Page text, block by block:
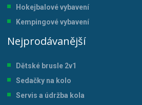
Hokejbalové vybavení
Kempingové vybavení
Nejprodávanější
Dětské brusle 2v1
Sedačky na kolo
Servis a údržba kola